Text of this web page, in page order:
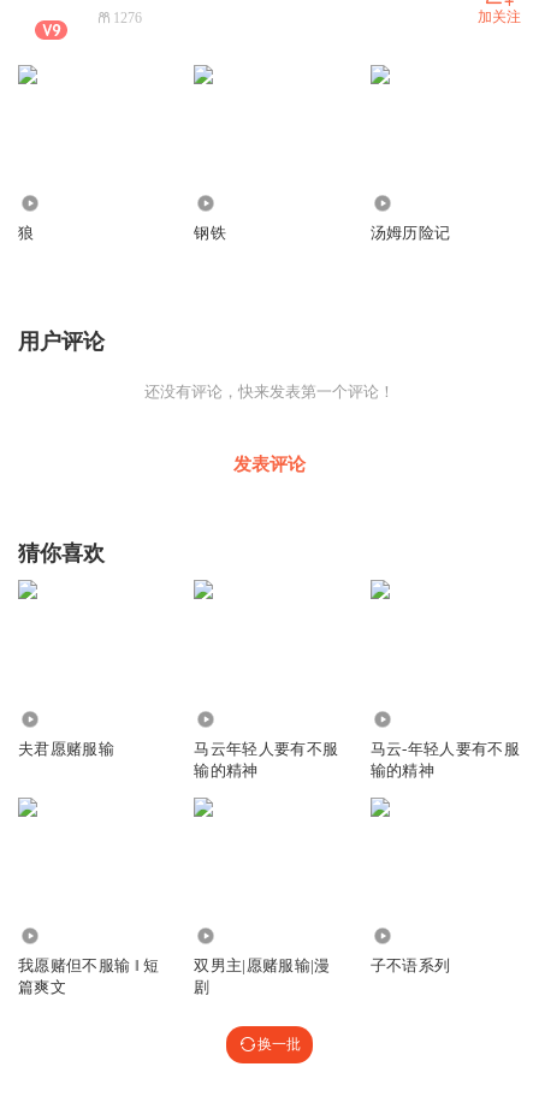
1276 加关注
狼 钢铁 汤姆历险记
用户评论
还没有评论，快来发表第一个评论！
发表评论
猜你喜欢
夫君愿赌服输
马云年轻人要有不服
输的精神
马云-年轻人要有不服
输的精神
我愿赌但不服输 ‖ 短
篇爽文
双男主|愿赌服输|漫
剧
子不语系列
换一批